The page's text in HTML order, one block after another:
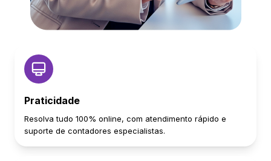
Praticidade
Resolva tudo 100% online, com atendimento rápido e
suporte de contadores especialistas.